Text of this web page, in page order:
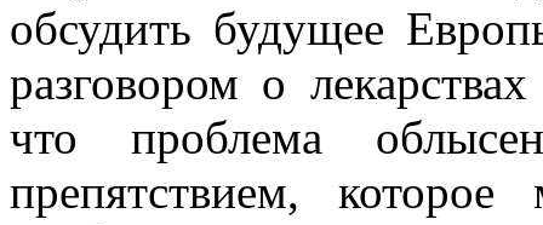
обсудить будущее
разговором о
что проблема
препятствием,